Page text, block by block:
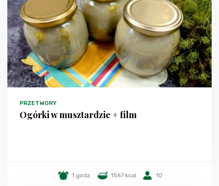
PRZETWORY
Ogórki w musztardzie + film
1 godz. 1567 kcal 10